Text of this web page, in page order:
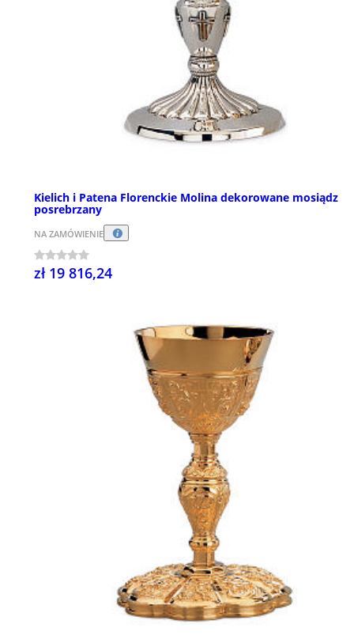
Kielich i Patena Florenckie Molina dekorowane mosiądz
posrebrzany
NA ZAMÓWIENIE
zł 19 816,24